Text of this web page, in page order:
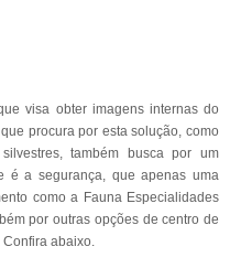
visa obter imagens internas do
procura por esta solução, como
também busca por um
é a segurança, que apenas uma
como a Fauna Especialidades
por outras opções de centro de
abaixo.